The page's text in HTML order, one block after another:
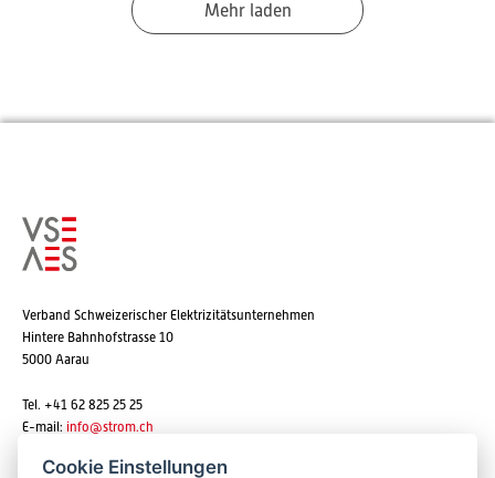
Mehr laden
Verband Schweizerischer Elektrizitätsunternehmen
Hintere Bahnhofstrasse 10
5000 Aarau
Tel. +41 62 825 25 25
E-mail: info@strom.ch
Cookie Einstellungen